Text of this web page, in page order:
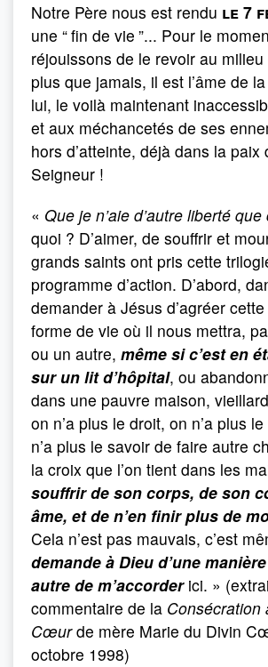
Notre Père nous est rendu le 7
une “fin de vie ”... Pour le
réjouissons de le revoir au
plus que jamais, il est l’âme de
lui, le voilà maintenant
et aux méchancetés de ses
hors d’atteinte, déjà dans la paix
Seigneur !
« Que je n’aie d’autre liberté
quoi ? D’aimer, de souffrir et
grands saints ont pris cette
programme d’action. D’abord,
demander à Jésus d’agréer
forme de vie où il nous mettra,
ou un autre, même si c’est en
sur un lit d’hôpital, ou
dans une pauvre maison,
on n’a plus le droit, on n’a plus
n’a plus le savoir de faire autre
la croix que l’on tient dans les
souffrir de son corps, de son
âme, et de n’en finir plus de
Cela n’est pas mauvais, c’est
demande à Dieu d’une
autre de m’accorderici. »
commentaire de la Consécration
Cœurde mère Marie du Divin
octobre 1998)